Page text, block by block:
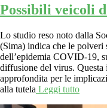
Possibili veicoli
Lo studio reso noto dalla
(Sima) indica che le polveri
dell’epidemia COVID-19,
diffusione del virus. Questa
approfondita per le
alla tutela Leggi tutto